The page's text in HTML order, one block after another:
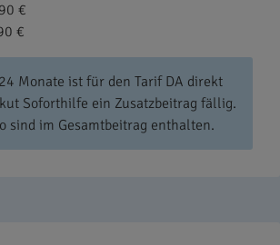
€
€
Monate ist für den Tarif DA direkt
Soforthilfe ein Zusatzbeitrag fällig.
sind im Gesamtbeitrag enthalten.